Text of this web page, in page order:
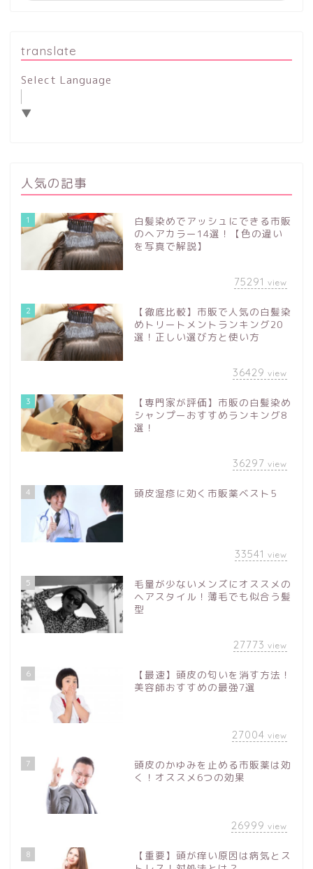
translate
Select Language
▼
人気の記事
1
白髪染めでアッシュにできる市販
のヘアカラー14選！【色の違い
を写真で解説】
75291 view
2
【徹底比較】市販で人気の白髪染
めトリートメントランキング20
選！正しい選び方と使い方
36429 view
3
【専門家が評価】市販の白髪染め
シャンプーおすすめランキング8
選！
36297 view
4 頭皮湿疹に効く市販薬ベスト5
33541 view
5
毛量が少ないメンズにオススメの
ヘアスタイル！薄毛でも似合う髪
型
27773 view
6
【最速】頭皮の匂いを消す方法！
美容師おすすめの最強7選
27004 view
7
頭皮のかゆみを止める市販薬は効
く！オススメ6つの効果
26999 view
8
【重要】頭が痒い原因は病気とス